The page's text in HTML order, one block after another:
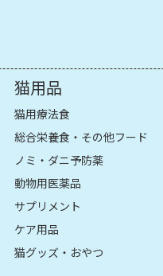
猫用品
猫用療法食
総合栄養食・その他フード
ノミ・ダニ予防薬
動物用医薬品
サプリメント
ケア用品
猫グッズ・おやつ